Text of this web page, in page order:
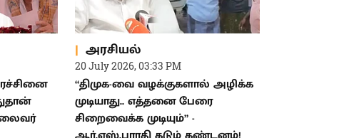
அரசியல்
20 July 2026, 03:33 PM
“திமுக-வை வழக்குகளால் அழிக்க
முடியாது.. எத்தனை பேரை
சிறைவைக்க முடியும்” -
ஆர்.எஸ்.பாரதி கடும் கண்டனம்!